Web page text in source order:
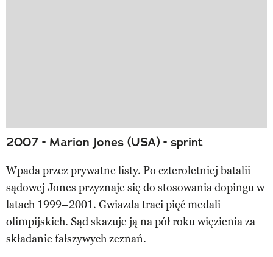
2007 - Marion Jones (USA) - sprint
Wpada przez prywatne listy. Po czteroletniej batalii
sądowej Jones przyznaje się do stosowania dopingu w
latach 1999–2001. Gwiazda traci pięć medali
olimpijskich. Sąd skazuje ją na pół roku więzienia za
składanie fałszywych zeznań.